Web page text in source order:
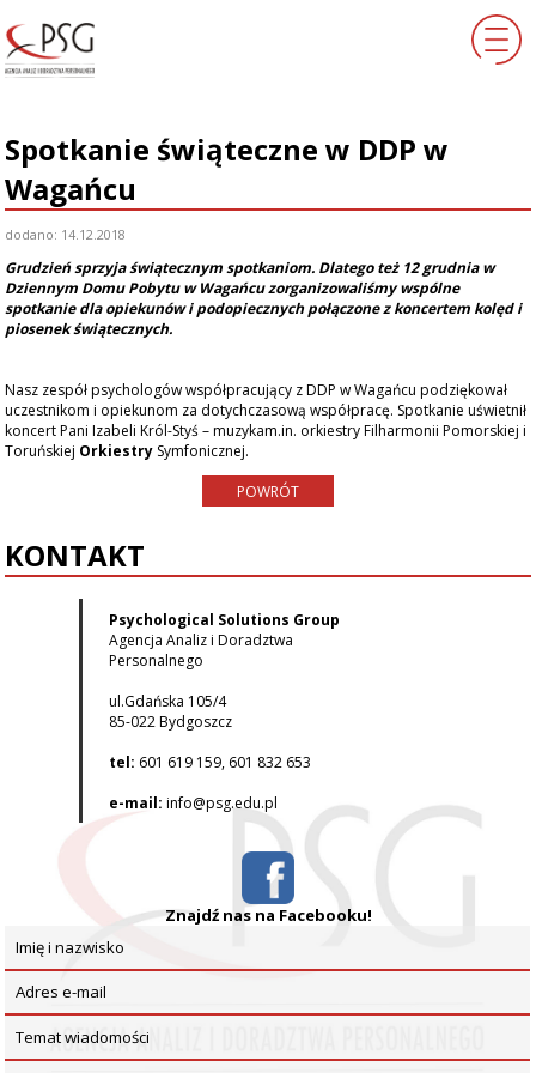
O NAS
ZESPÓŁ
NASZA OFERTA
AKTUALNOŚCI
KLIENCI
KONTAKT
Spotkanie świąteczne w DDP w
Wagańcu
dodano: 14.12.2018
Grudzień sprzyja świątecznym spotkaniom. Dlatego też 12 grudnia w
Dziennym Domu Pobytu w Wagańcu zorganizowaliśmy wspólne
spotkanie dla opiekunów i podopiecznych połączone z koncertem kolęd i
piosenek świątecznych.
Nasz zespół psychologów współpracujący z DDP w Wagańcu podziękował
uczestnikom i opiekunom za dotychczasową współpracę. Spotkanie uświetnił
koncert Pani Izabeli Król-Styś – muzykam.in. orkiestry Filharmonii Pomorskiej i
Toruńskiej Orkiestry Symfonicznej.
POWRÓT
KONTAKT
Psychological Solutions Group
Agencja Analiz i Doradztwa
Personalnego
ul.Gdańska 105/4
85-022 Bydgoszcz
tel: 601 619 159, 601 832 653
e-mail: info@psg.edu.pl
Znajdź nas na Facebooku!